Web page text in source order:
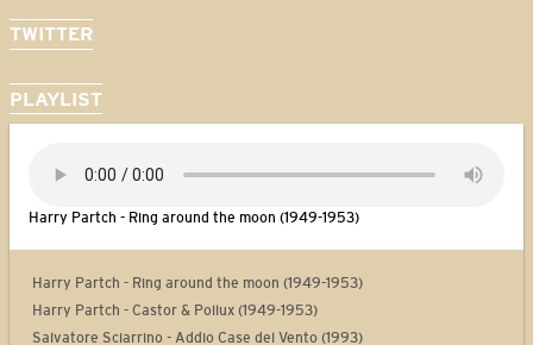
TWITTER
PLAYLIST
Harry Partch - Ring around the moon (1949-1953)
Harry Partch - Ring around the moon (1949-1953)
Harry Partch - Castor & Pollux (1949-1953)
Salvatore Sciarrino - Addio Case del Vento (1993)